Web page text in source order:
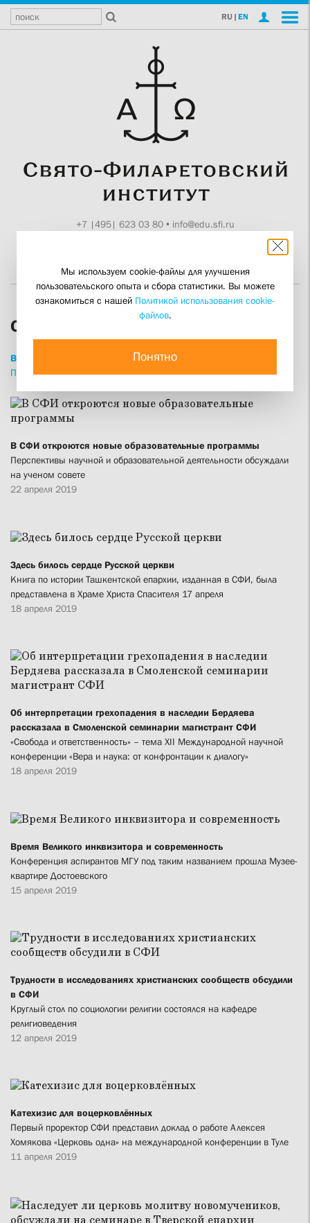
RU | EN
+7 |495| 623 03 80• info@edu.sfi.ru
СФИ сегодня
ВСЕ
ИНТЕРВЬЮ
ПРИВЕТСТВИЯ
ПРОПОВЕДИ ИЗДАНИЯ
В СФИ откроются новые образовательные программы
Перспективы научной и образовательной деятельности обсуждали
на ученом совете
22 апреля 2019
Здесь билось сердце Русской церкви
Книга по истории Ташкентской епархии, изданная в СФИ, была
представлена в Храме Христа Спасителя 17 апреля
18 апреля 2019
Об интерпретации грехопадения в наследии Бердяева
рассказала в Смоленской семинарии магистрант СФИ
«Свобода и ответственность» – тема XII Международной научной
конференции «Вера и наука: от конфронтации к диалогу»
18 апреля 2019
Время Великого инквизитора и современность
Конференция аспирантов МГУ под таким названием прошла Музее-
квартире Достоевского
15 апреля 2019
Трудности в исследованиях христианских сообществ обсудили
в СФИ
Круглый стол по социологии религии состоялся на кафедре
религиоведения
12 апреля 2019
Катехизис для воцерковлённых
Первый проректор СФИ представил доклад о работе Алексея
Хомякова «Церковь одна» на международной конференции в Туле
11 апреля 2019
Мы используем cookie-файлы для улучшения
пользовательского опыта и сбора статистики. Вы можете
ознакомиться с нашей Политикой использования cookie-
файлов.
Понятно